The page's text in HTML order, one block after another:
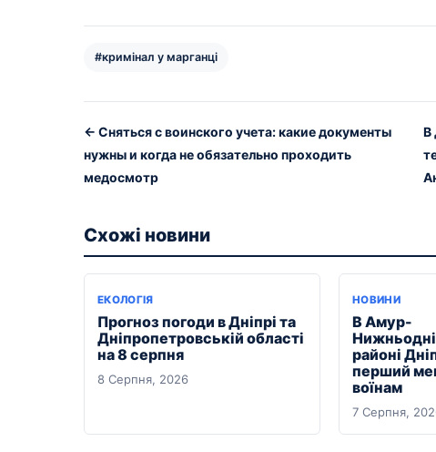
#кримінал у марганці
← Сняться с воинского учета: какие документы
нужны и когда не обязательно проходить
медосмотр
В
Схожі новини
ЕКОЛОГІЯ
Прогноз погоди в Дніпрі та
Дніпропетровській області
на 8 серпня
8 Серпня, 2026
НОВИНИ
В Амур-
районі
перший
воїнам
7 Серпня,